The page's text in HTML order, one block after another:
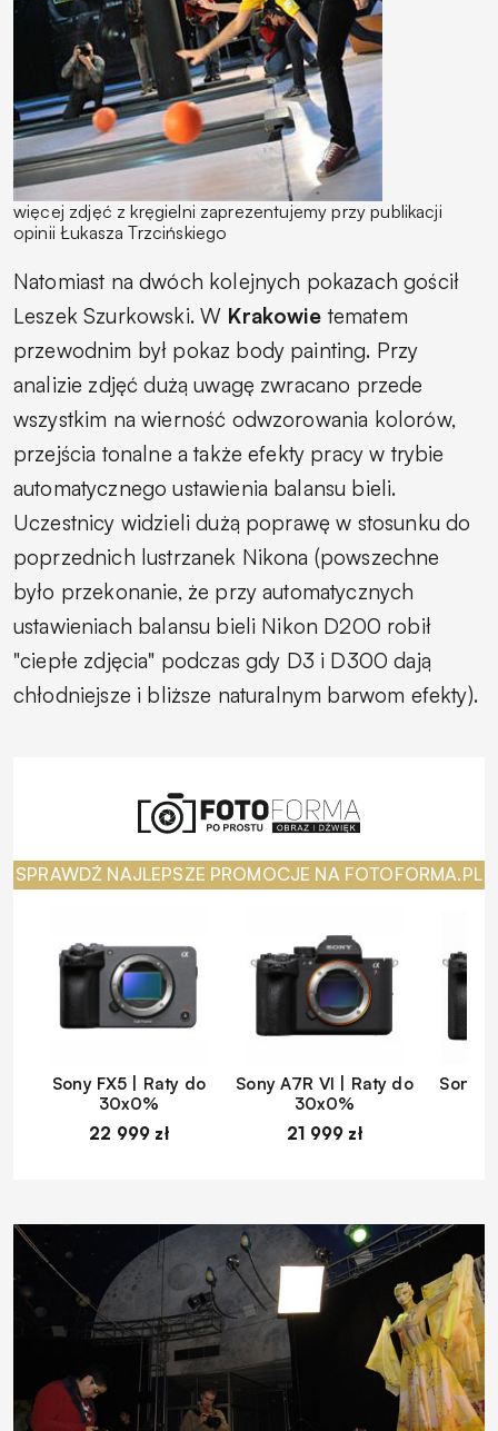
więcej zdjęć z kręgielni zaprezentujemy przy publikacji
opinii Łukasza Trzcińskiego
Natomiast na dwóch kolejnych pokazach gościł
Leszek Szurkowski. W Krakowie tematem
przewodnim był pokaz body painting. Przy
analizie zdjęć dużą uwagę zwracano przede
wszystkim na wierność odwzorowania kolorów,
przejścia tonalne a także efekty pracy w trybie
automatycznego ustawienia balansu bieli.
Uczestnicy widzieli dużą poprawę w stosunku do
poprzednich lustrzanek Nikona (powszechne
było przekonanie, że przy automatycznych
ustawieniach balansu bieli Nikon D200 robił
"ciepłe zdjęcia" podczas gdy D3 i D300 dają
chłodniejsze i bliższe naturalnym barwom efekty).
SPRAWDŹ NAJLEPSZE PROMOCJE NA FOTOFORMA.PL
Sony FX5 | Raty do
30x0%
22 999 zł
Sony A7R VI | Raty do
30x0%
21 999 zł
Sony